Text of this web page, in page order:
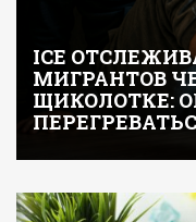
ICE
МИГРАНТОВ
ЩИКОЛОТКЕ: